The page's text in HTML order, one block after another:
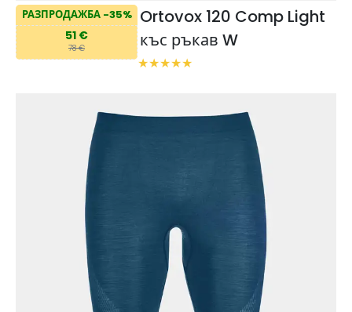
РАЗПРОДАЖБА -35%
51 €
78 €
Ortovox 120 Comp Light
къс ръкав W